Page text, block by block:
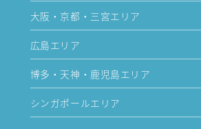
大阪・京都・三宮エリア
広島エリア
博多・天神・鹿児島エリア
シンガポールエリア